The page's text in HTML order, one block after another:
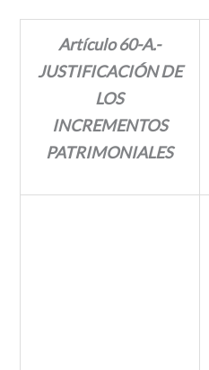
Artículo 60-A.-
JUSTIFICACIÓN DE
LOS
INCREMENTOS
PATRIMONIALES